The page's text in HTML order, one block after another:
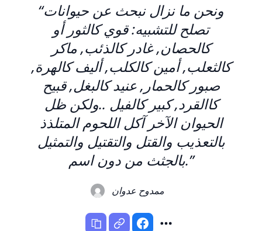
“ونحن ما نزال نبحث عن حيوانات
تصلح للتشبيه: قوي كالثور أو
كالحصان, غادر كالذئب, ماكر
كالثعلب, أمين كالكلب, أليف كالهرة,
صبور كالحمار, عنيد كالبغل, قبيح
كاالقرد, كبير كالفيل ..ولكن ظل
الحيوان الآخر آكل اللحوم المتلذذ
بالتعذيب والقتل والتقتيل والتمثيل
بالجثث من دون اسم.”
ممدوح عدوان